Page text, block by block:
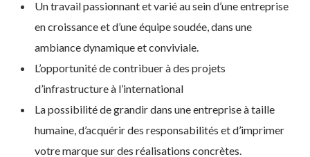
Un travail passionnant et varié au sein d’une entreprise
en croissance et d’une équipe soudée, dans une
ambiance dynamique et conviviale.
L’opportunité de contribuer à des projets
d’infrastructure à l’international
La possibilité de grandir dans une entreprise à taille
humaine, d’acquérir des responsabilités et d’imprimer
votre marque sur des réalisations concrètes.